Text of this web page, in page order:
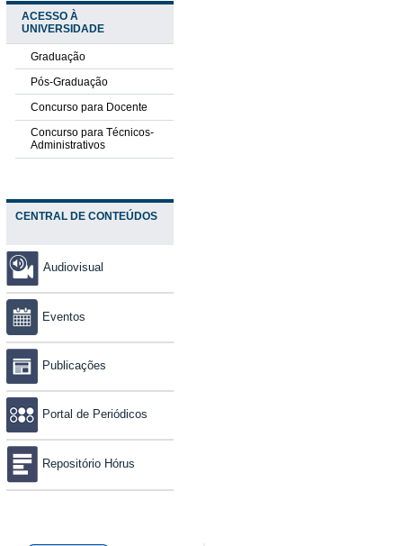
ACESSO À
UNIVERSIDADE
Graduação
Pós-Graduação
Concurso para Docente
Concurso para Técnicos-
Administrativos
CENTRAL DE CONTEÚDOS
Audiovisual
Eventos
Publicações
Portal de Periódicos
Repositório Hórus